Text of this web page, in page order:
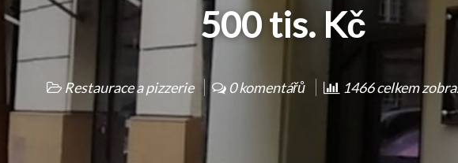
500 tis. Kč
Restaurace a pizzerie 0 komentářů 1466 celkem